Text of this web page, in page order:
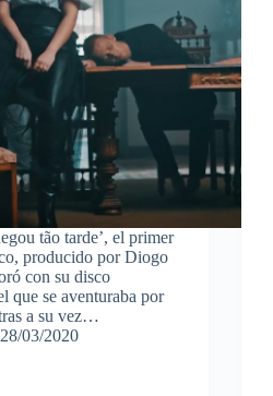
tão tarde’, el primer
producido por Diogo
con su disco
que se aventuraba por
a su vez…
28/03/2020